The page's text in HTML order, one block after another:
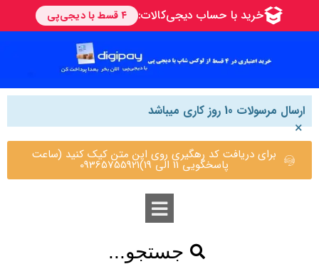
ارسال مرسولات 10 روز کاری میباشد
×
برای دریافت کد رهگیری روی این متن کیک کنید (ساعت
پاسخگویی 11 الی 19)09365755921
جستجو...